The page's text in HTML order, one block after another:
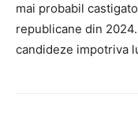
mai probabil
republicane din
candideze impotriva